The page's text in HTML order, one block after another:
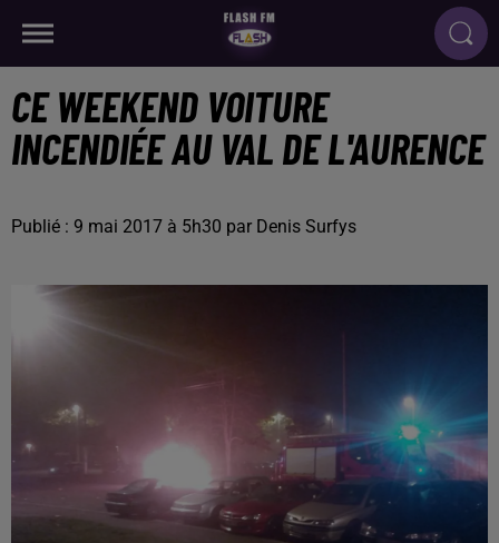
CE WEEKEND VOITURE
INCENDIÉE AU VAL DE L'AURENCE
Publié : 9 mai 2017 à 5h30 par Denis Surfys